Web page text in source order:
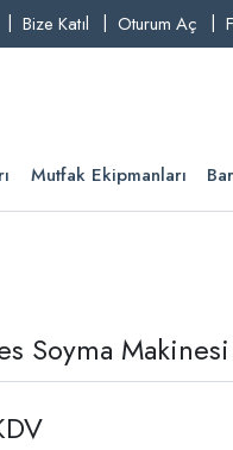
Bize Katıl Oturum Aç
Mutfak Ekipmanları
Soyma